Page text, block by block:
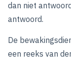
dan niet
antwoord.
De
een reeks van